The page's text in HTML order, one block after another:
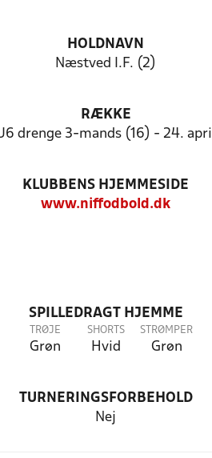
HOLDNAVN
Næstved I.F. (2)
RÆKKE
drenge 3-mands (16) - 24. april
KLUBBENS HJEMMESIDE
www.niffodbold.dk
SPILLEDRAGT HJEMME
TRØJE
Grøn
SHORTS
Hvid
STRØMPER
Grøn
TURNERINGSFORBEHOLD
Nej